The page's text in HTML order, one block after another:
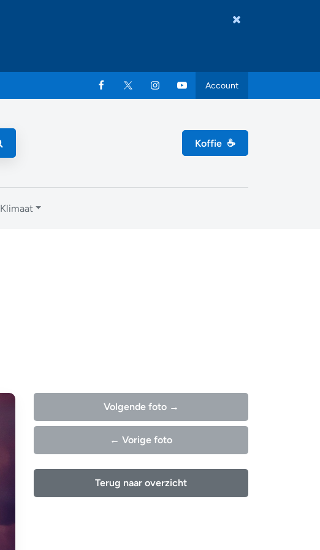
Account
Koffie ☕
Klimaat
Volgende foto →
← Vorige foto
Terug naar overzicht